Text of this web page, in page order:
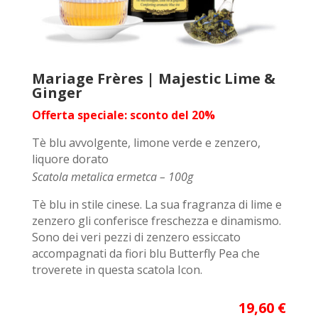
Mariage Frères | Majestic Lime &
Ginger
Offerta speciale: sconto del 20%
Tè blu avvolgente, limone verde e zenzero,
liquore dorato
Scatola metalica ermetca – 100g
Tè blu in stile cinese. La sua fragranza di lime e
zenzero gli conferisce freschezza e dinamismo.
Sono dei veri pezzi di zenzero essiccato
accompagnati da fiori blu Butterfly Pea che
troverete in questa scatola Icon.
19,60 €